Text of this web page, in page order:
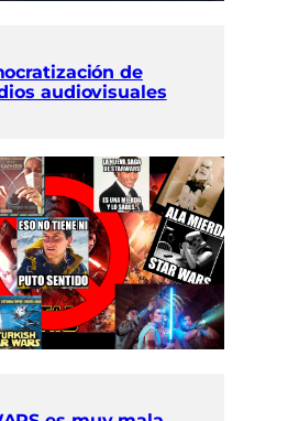
de
audiovisuales